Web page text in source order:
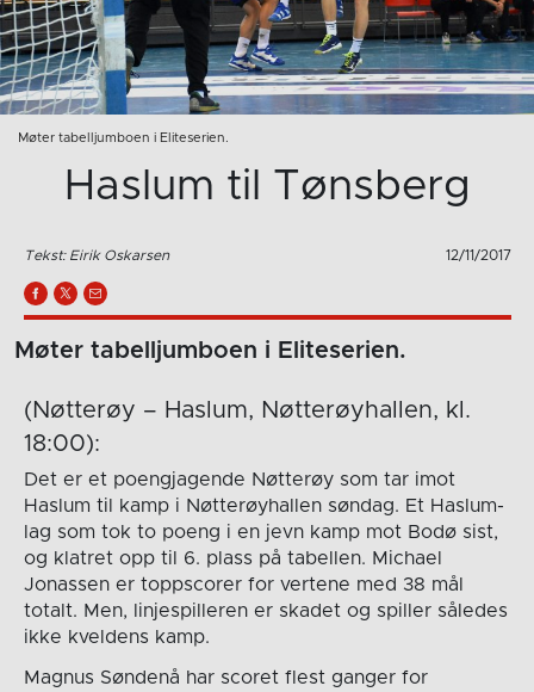
Møter tabelljumboen i Eliteserien.
Haslum til Tønsberg
Tekst: Eirik Oskarsen 12/11/2017
Møter tabelljumboen i Eliteserien.
(Nøtterøy – Haslum, Nøtterøyhallen, kl.
18:00):
Det er et poengjagende Nøtterøy som tar imot
Haslum til kamp i Nøtterøyhallen søndag. Et Haslum-
lag som tok to poeng i en jevn kamp mot Bodø sist,
og klatret opp til 6. plass på tabellen. Michael
Jonassen er toppscorer for vertene med 38 mål
totalt. Men, linjespilleren er skadet og spiller således
ikke kveldens kamp.
Magnus Søndenå har scoret flest ganger for